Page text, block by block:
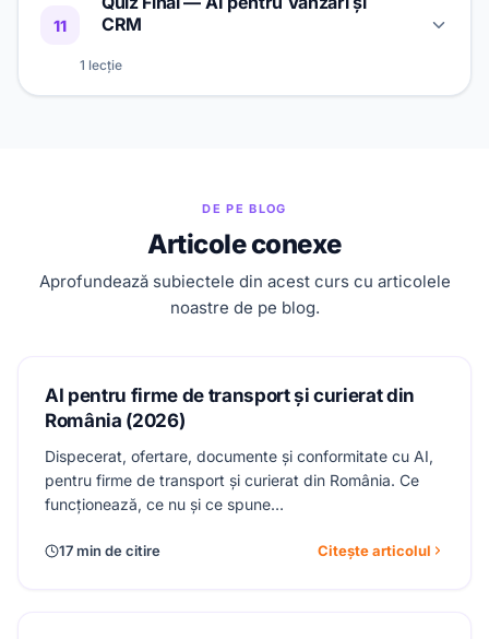
Strategia AI de Vânzări
Trasee de Învățare
11
CRM
1 lecție
DE PE BLOG
Articole conexe
Aprofundează subiectele din acest curs cu articolele
noastre de pe blog.
AI pentru firme de transport și curierat din
România (2026)
Dispecerat, ofertare, documente și conformitate cu AI,
pentru firme de transport și curierat din România. Ce
funcționează, ce nu și ce spune…
17 min de citire Citește articolul